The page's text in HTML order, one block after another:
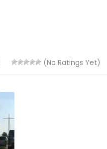
(No Ratings Yet)